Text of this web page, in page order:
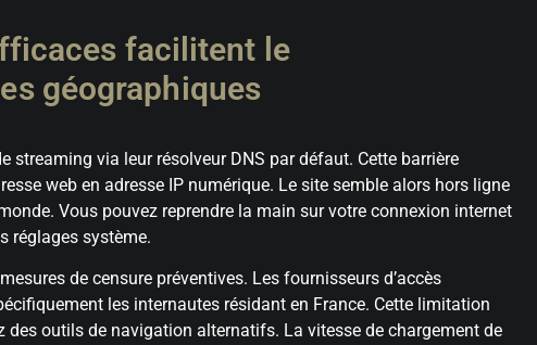
facilitent le
géographiques
streaming via leur résolveur DNS par défaut. Cette barrière
web en adresse IP numérique. Le site semble alors hors ligne
Vous pouvez reprendre la main sur votre connexion internet
réglages système.
de censure préventives. Les fournisseurs d’accès
les internautes résidant en France. Cette limitation
outils de navigation alternatifs. La vitesse de chargement de